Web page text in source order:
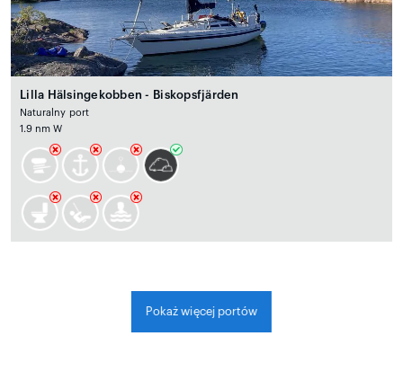
Lilla Hälsingekobben - Biskopsfjärden
Naturalny port
1.9 nm W
Pokaż więcej portów